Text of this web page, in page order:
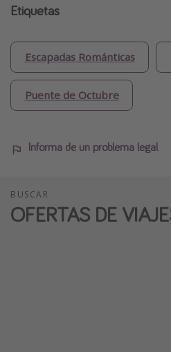
Etiquetas
Escapadas Románticas
Puente de Octubre
Informa de un problema legal
BUSCAR
OFERTAS DE